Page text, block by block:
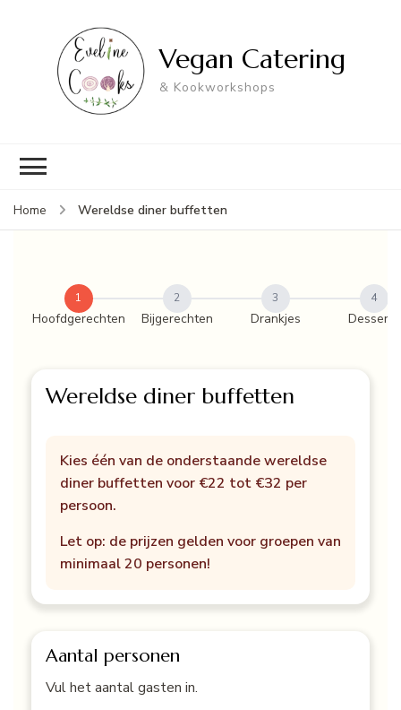
Vegan Catering
& Kookworkshops
Home Wereldse diner buffetten
1
Hoofdgerechten
2
Bijgerechten
3
Drankjes
4
Desserts
Wereldse diner buffetten
Kies één van de onderstaande wereldse
diner buffetten voor €22 tot €32 per
persoon.
Let op: de prijzen gelden voor groepen van
minimaal 20 personen!
Aantal personen
Vul het aantal gasten in.